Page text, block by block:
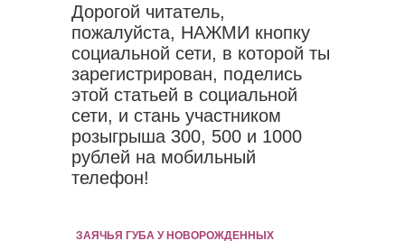
Дорогой читатель,
пожалуйста, НАЖМИ кнопку
социальной сети, в которой ты
зарегистрирован, поделись
этой статьей в социальной
сети, и стань участником
розыгрыша 300, 500 и 1000
рублей на мобильный
телефон!
ЗАЯЧЬЯ ГУБА У НОВОРОЖДЕННЫХ